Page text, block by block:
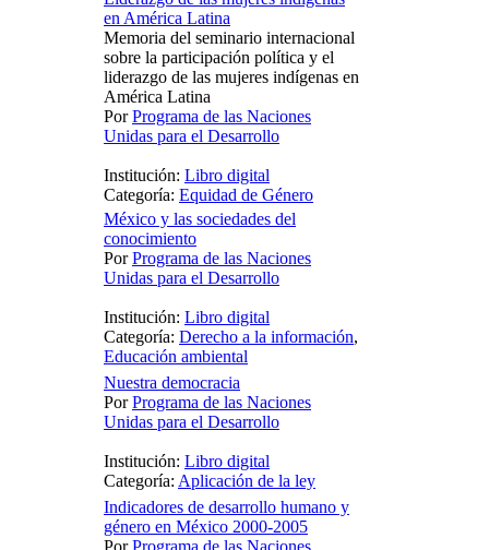
en América Latina
Memoria del seminario internacional
sobre la participación política y el
liderazgo de las mujeres indígenas en
América Latina
PorPrograma de las Naciones
Unidas para el Desarrollo
Institución: Libro digital
Categoría: Equidad de Género
México y las sociedades del
conocimiento
PorPrograma de las Naciones
Unidas para el Desarrollo
Institución: Libro digital
Categoría: Derecho a la información,
Educación ambiental
Nuestra democracia
PorPrograma de las Naciones
Unidas para el Desarrollo
Institución: Libro digital
Categoría: Aplicación de la ley
Indicadores de desarrollo humano y
género en México 2000-2005